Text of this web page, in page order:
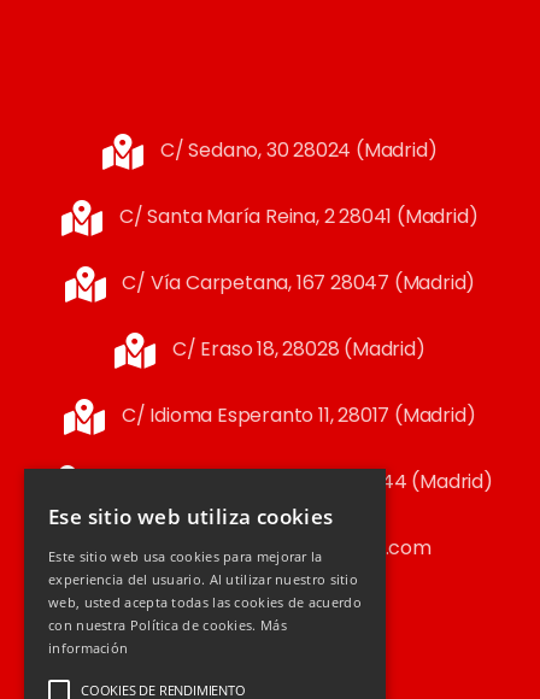
C/ Sedano, 30 28024 (Madrid)
C/ Santa María Reina, 2 28041 (Madrid)
C/ Vía Carpetana, 167 28047 (Madrid)
C/ Eraso 18, 28028 (Madrid)
C/ Idioma Esperanto 11, 28017 (Madrid)
C/ Santa Teresa Jornet 2, 28044 (Madrid)
merino@segurosyfincas.com
91 259 97 96
Ese sitio web utiliza cookies
Este sitio web usa cookies para mejorar la
experiencia del usuario. Al utilizar nuestro sitio
web, usted acepta todas las cookies de acuerdo
con nuestra Política de cookies. Más
información
COOKIES DE RENDIMIENTO